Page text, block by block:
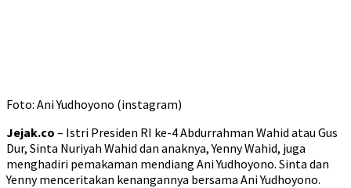
Foto: Ani Yudhoyono (instagram)
Jejak.co – Istri Presiden RI ke-4 Abdurrahman Wahid atau Gus
Dur, Sinta Nuriyah Wahid dan anaknya, Yenny Wahid, juga
menghadiri pemakaman mendiang Ani Yudhoyono. Sinta dan
Yenny menceritakan kenangannya bersama Ani Yudhoyono.